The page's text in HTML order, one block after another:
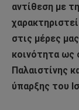
αντίθεση με
στις μέρες
κοινότητα ως
Παλαιστίνης
ύπαρξης του